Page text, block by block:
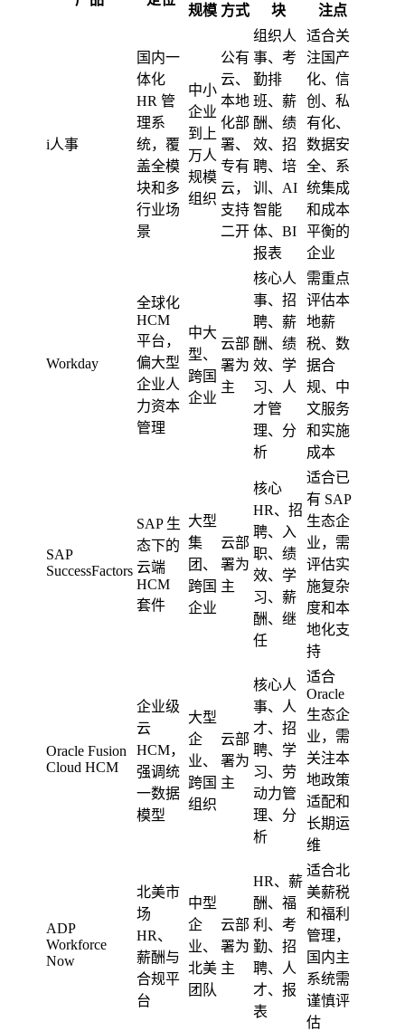
规模 方式 块 注点
i人事
国内一
体化
HR 管
理系
统，覆
盖全模
块和多
行业场
景
中小
企业
到上
万人
规模
组织
公有
云、
本地
化部
署、
专有
云，
支持
二开
组织人
事、考
勤排
班、薪
酬、绩
效、招
聘、培
训、AI
智能
体、BI
报表
适合关
注国产
化、信
创、私
有化、
数据安
全、系
统集成
和成本
平衡的
企业
Workday
全球化
HCM
平台，
偏大型
企业人
力资本
管理
中大
型、
跨国
企业
云部
署为
主
核心人
事、招
聘、薪
酬、绩
效、学
习、人
才管
理、分
析
需重点
评估本
地薪
税、数
据合
规、中
文服务
和实施
成本
SAP
SuccessFactors
SAP 生
态下的
云端
HCM
套件
大型
集
团、
跨国
企业
云部
署为
主
核心
HR、招
聘、入
职、绩
效、学
习、薪
酬、继
任
适合已
有 SAP
生态企
业，需
评估实
施复杂
度和本
地化支
持
Oracle Fusion
Cloud HCM
企业级
云
HCM，
强调统
一数据
模型
大型
企
业、
跨国
组织
云部
署为
主
核心人
事、人
才、招
聘、学
习、劳
动力管
理、分
析
适合
Oracle
生态企
业，需
关注本
地政策
适配和
长期运
维
ADP
Workforce
Now
北美市
场
HR、
薪酬与
合规平
台
中型
企
业、
北美
团队
云部
署为
主
HR、薪
酬、福
利、考
勤、招
聘、人
才、报
表
适合北
美薪税
和福利
管理，
国内主
系统需
谨慎评
估